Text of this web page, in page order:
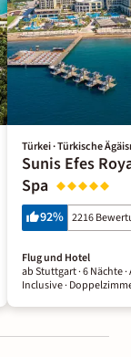
Türkei · Türkische
Sunis Efes
Spa
92% 2216
Flug und Hotel
ab Stuttgart ·6 Nächte
Inclusive·